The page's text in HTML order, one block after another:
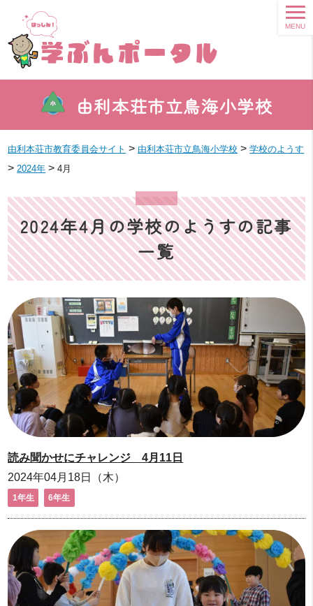
由利本荘市立鳥海小学校
MENU
由利本荘市教育委員会サイト > 由利本荘市立鳥海小学校 >学校のようす
> 2024年 >4月
2024年4月の学校のようすの記事
一覧
読み聞かせにチャレンジ 4月11日
2024年04月18日（木）
1年生 6年生